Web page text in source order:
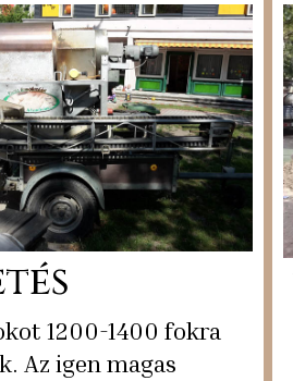
1200-1400 fokra
Az igen magas